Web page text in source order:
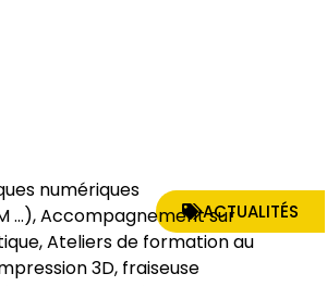
ACTUALITÉS
numériques
…), Accompagnement sur
Ateliers de formation au
3D, fraiseuse